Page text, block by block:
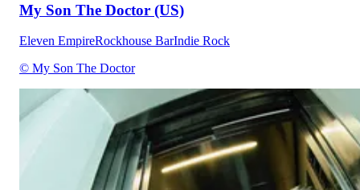
My Son The Doctor (US)
Eleven EmpireRockhouse BarIndie Rock
© My Son The Doctor